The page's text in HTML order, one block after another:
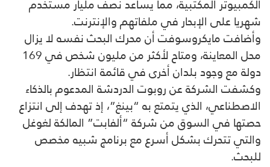
الكمبيوتر المكتبية، مما يساعد نصف مليار مستخدم
شهريا على الإبحار في ملفاتهم والإنترنت.
وأضافت مايكروسوفت أن محرك البحث نفسه لا يزال
محل المعاينة، ومتاح لأكثر من مليون شخص في 169
دولة مع وجود بلدان أخرى في قائمة انتظار.
وكشفت الشركة عن روبوت الدردشة المدعوم بالذكاء
الاصطناعي، الذي يتمتع به “بينغ”، إذ تهدف إلى انتزاع
حصتها في السوق من شركة “ألفابت” المالكة لغوغل
والتي تتحرك بشكل أسرع مع برنامج شبيه مخصص
للبحث.